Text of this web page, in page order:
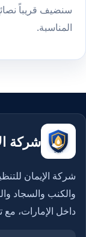
سنضيف قريباً
المناسبة.
شركة
شركة الإيمان
والكنب والسجاد
داخل الإمارات،